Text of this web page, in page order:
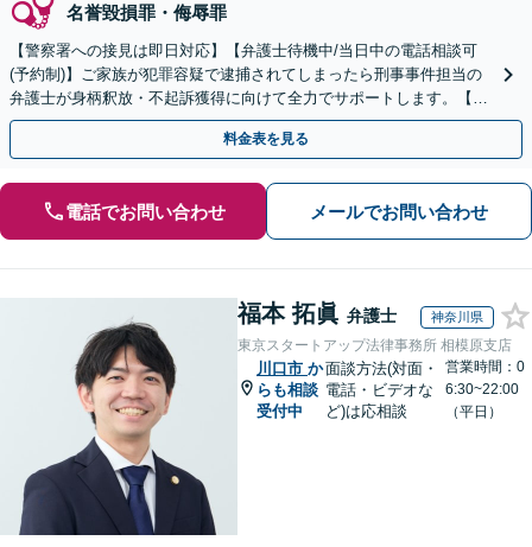
名誉毀損罪・侮辱罪
【警察署への接見は即日対応】【弁護士待機中/当日中の電話相談可
(予約制)】ご家族が犯罪容疑で逮捕されてしまったら刑事事件担当の
弁護士が身柄釈放・不起訴獲得に向けて全力でサポートします。【毎
月100名以上の相談実績】【関東エリア全域対応】
料金表を見る
電話でお問い合わせ メールでお問い合わせ
福本 拓眞 弁護士 神奈川県
東京スタートアップ法律事務所 相模原支店
川口市 か
らも相談
受付中
面談方法(対面・
電話・ビデオな
ど)は応相談
営業時間：0
6:30~22:00
（平日）